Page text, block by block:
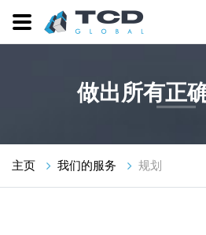
做出所有正
主页 我们的服务 规划